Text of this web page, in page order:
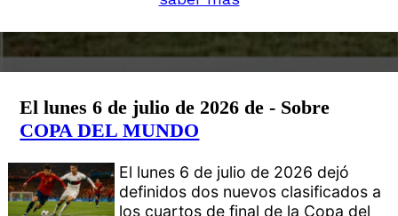
El lunes 6 de julio de 2026 de - Sobre
COPA DEL MUNDO
El lunes 6 de julio de 2026 dejó
definidos dos nuevos clasificados a
los cuartos de final de la Copa del